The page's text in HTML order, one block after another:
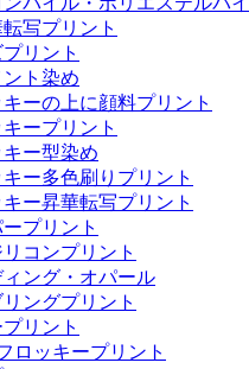
写プリント
リント
ント染め
ーの上に顔料プリント
ープリント
ー型染め
ー多色刷りプリント
ー昇華転写プリント
プリント
コンプリント
ィング・オパール
ングプリント
リント
ロッキープリント